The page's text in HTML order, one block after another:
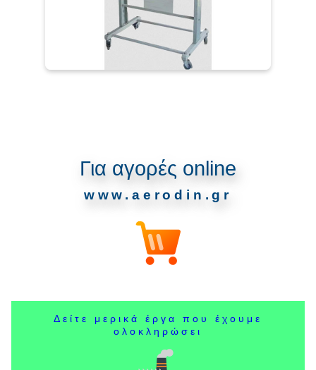
Για αγορές online
www.aerodin.gr
Δείτε μερικά έργα που έχουμε
ολοκληρώσει